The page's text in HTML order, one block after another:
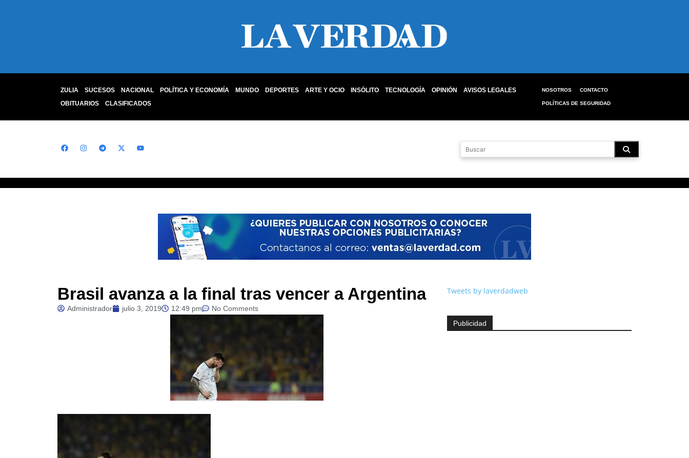
ZULIA SUCESOS NACIONAL POLÍTICA Y ECONOMÍA MUNDO DEPORTES ARTE Y OCIO INSÓLITO TECNOLOGÍA OPINIÓN
AVISOS LEGALES
OBITUARIOS
CLASIFICADOS
NOSOTROS CONTACTO
POLÍTICAS DE SEGURIDAD
Brasil avanza a la final tras vencer a Argentina
Administrador julio 3, 2019 12:49 pm No Comments
Tweets by laverdadweb
Publicidad